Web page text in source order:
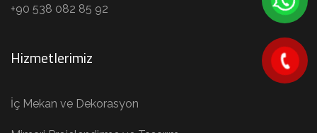
+90 538 082 85 92
Hizmetlerimiz
İç Mekan ve Dekorasyon